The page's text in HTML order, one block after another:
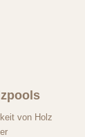
von Holz